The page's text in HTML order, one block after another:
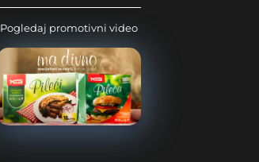
Pogledaj promotivni video